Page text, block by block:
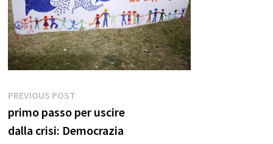
Navigazione
articoli
PREVIOUS POSTPrevious
post:
primo passo per uscire
dalla crisi: Democrazia